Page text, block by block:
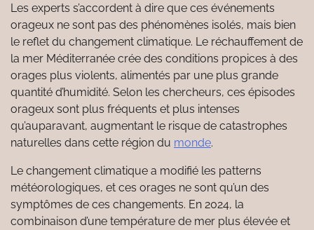
Les experts s’accordent à dire que ces événements
orageux ne sont pas des phénomènes isolés, mais bien
le reflet du changement climatique. Le réchauffement de
la mer Méditerranée crée des conditions propices à des
orages plus violents, alimentés par une plus grande
quantité d’humidité. Selon les chercheurs, ces épisodes
orageux sont plus fréquents et plus intenses
qu’auparavant, augmentant le risque de catastrophes
naturelles dans cette région du monde.
Le changement climatique a modifié les patterns
météorologiques, et ces orages ne sont qu’un des
symptômes de ces changements. En 2024, la
combinaison d’une température de mer plus élevée et